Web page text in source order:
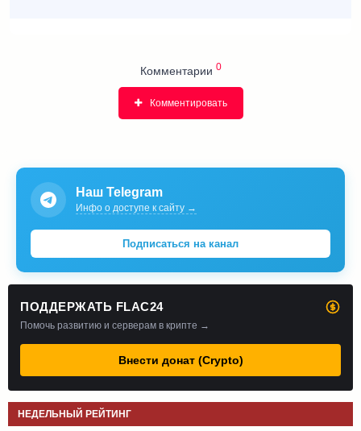
Комментарии 0
Комментировать
Наш Telegram
Инфо о доступе к сайту →
Подписаться на канал
ПОДДЕРЖАТЬ FLAC24
Помочь развитию и серверам в крипте →
Внести донат (Crypto)
НЕДЕЛЬНЫЙ РЕЙТИНГ